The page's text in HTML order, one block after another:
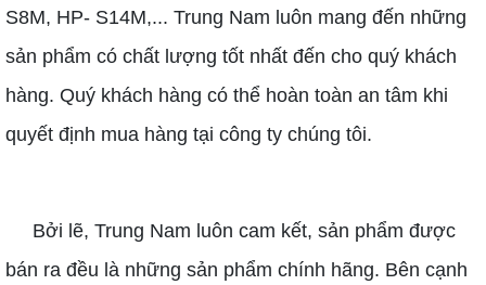
S8M, HP- S14M,... Trung Nam luôn mang đến những
sản phẩm có chất lượng tốt nhất đến cho quý khách
hàng. Quý khách hàng có thể hoàn toàn an tâm khi
quyết định mua hàng tại công ty chúng tôi.
Bởi lẽ, Trung Nam luôn cam kết, sản phẩm được
bán ra đều là những sản phẩm chính hãng. Bên cạnh